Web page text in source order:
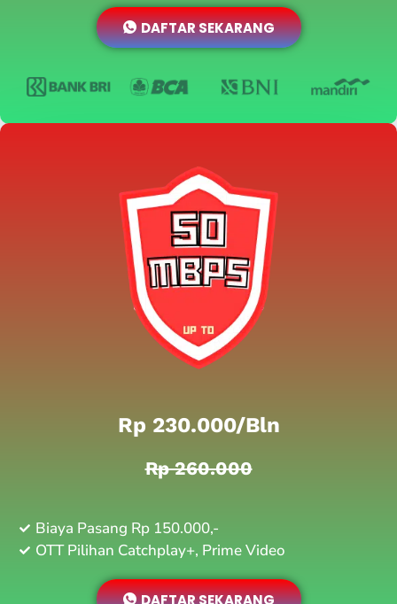
DAFTAR SEKARANG
Rp 230.000/bln
Rp 260.000
Biaya Pasang Rp 150.000,-
OTT Pilihan Catchplay+, Prime Video
DAFTAR SEKARANG